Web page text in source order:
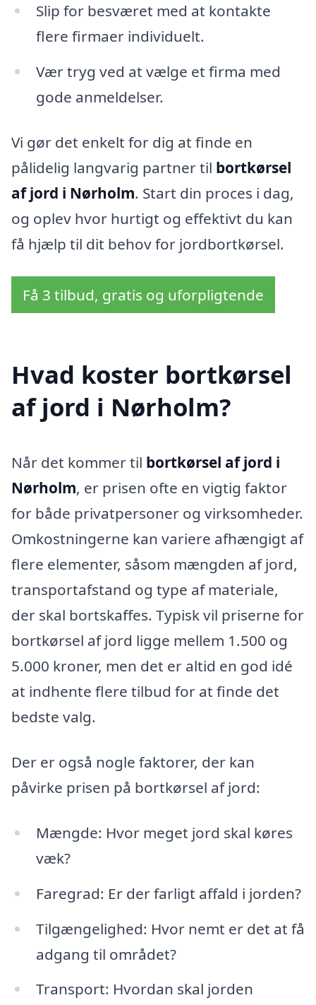
Slip for besværet med at kontakte
flere firmaer individuelt.
Vær tryg ved at vælge et firma med
gode anmeldelser.
Vi gør det enkelt for dig at finde en
pålidelig langvarig partner til bortkørsel
af jord i Nørholm. Start din proces i dag,
og oplev hvor hurtigt og effektivt du kan
få hjælp til dit behov for jordbortkørsel.
Få 3 tilbud, gratis og uforpligtende
Hvad koster bortkørsel
af jord i Nørholm?
Når det kommer til bortkørsel af jord i
Nørholm, er prisen ofte en vigtig faktor
for både privatpersoner og virksomheder.
Omkostningerne kan variere afhængigt af
flere elementer, såsom mængden af jord,
transportafstand og type af materiale,
der skal bortskaffes. Typisk vil priserne for
bortkørsel af jord ligge mellem 1.500 og
5.000 kroner, men det er altid en god idé
at indhente flere tilbud for at finde det
bedste valg.
Der er også nogle faktorer, der kan
påvirke prisen på bortkørsel af jord:
Mængde: Hvor meget jord skal køres
væk?
Faregrad: Er der farligt affald i jorden?
Tilgængelighed: Hvor nemt er det at få
adgang til området?
Transport: Hvordan skal jorden